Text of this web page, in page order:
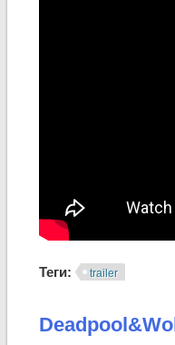
Теги: trailer